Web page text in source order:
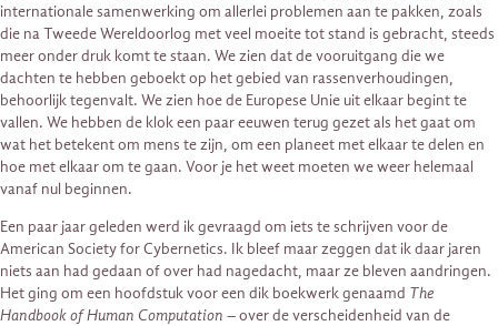
internationale samenwerking om allerlei problemen aan te pakken, zoals
die na Tweede Wereldoorlog met veel moeite tot stand is gebracht, steeds
meer onder druk komt te staan. We zien dat de vooruitgang die we
dachten te hebben geboekt op het gebied van rassenverhoudingen,
behoorlijk tegenvalt. We zien hoe de Europese Unie uit elkaar begint te
vallen. We hebben de klok een paar eeuwen terug gezet als het gaat om
wat het betekent om mens te zijn, om een planeet met elkaar te delen en
hoe met elkaar om te gaan. Voor je het weet moeten we weer helemaal
vanaf nul beginnen.
Een paar jaar geleden werd ik gevraagd om iets te schrijven voor de
American Society for Cybernetics. Ik bleef maar zeggen dat ik daar jaren
niets aan had gedaan of over had nagedacht, maar ze bleven aandringen.
Het ging om een ​​hoofdstuk voor een dik boekwerk genaamd The
Handbook of Human Computation – over de verscheidenheid van de